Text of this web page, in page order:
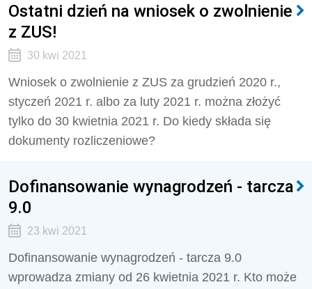
Ostatni dzień na wniosek o zwolnienie
z ZUS!
30 kwi 2021
Wniosek o zwolnienie z ZUS za grudzień 2020 r.,
styczeń 2021 r. albo za luty 2021 r. można złożyć
tylko do 30 kwietnia 2021 r. Do kiedy składa się
dokumenty rozliczeniowe?
Dofinansowanie wynagrodzeń - tarcza
9.0
23 kwi 2021
Dofinansowanie wynagrodzeń - tarcza 9.0
wprowadza zmiany od 26 kwietnia 2021 r. Kto może